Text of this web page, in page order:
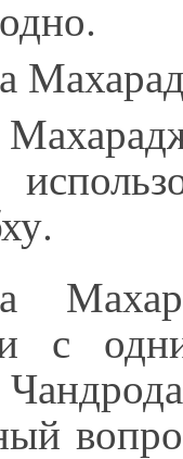
с